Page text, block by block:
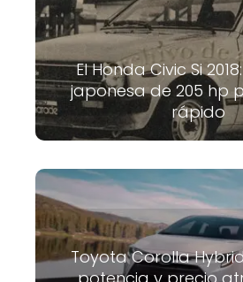
El Honda Civic Si
japonesa de 205 hp
rápido
Toyota Corolla